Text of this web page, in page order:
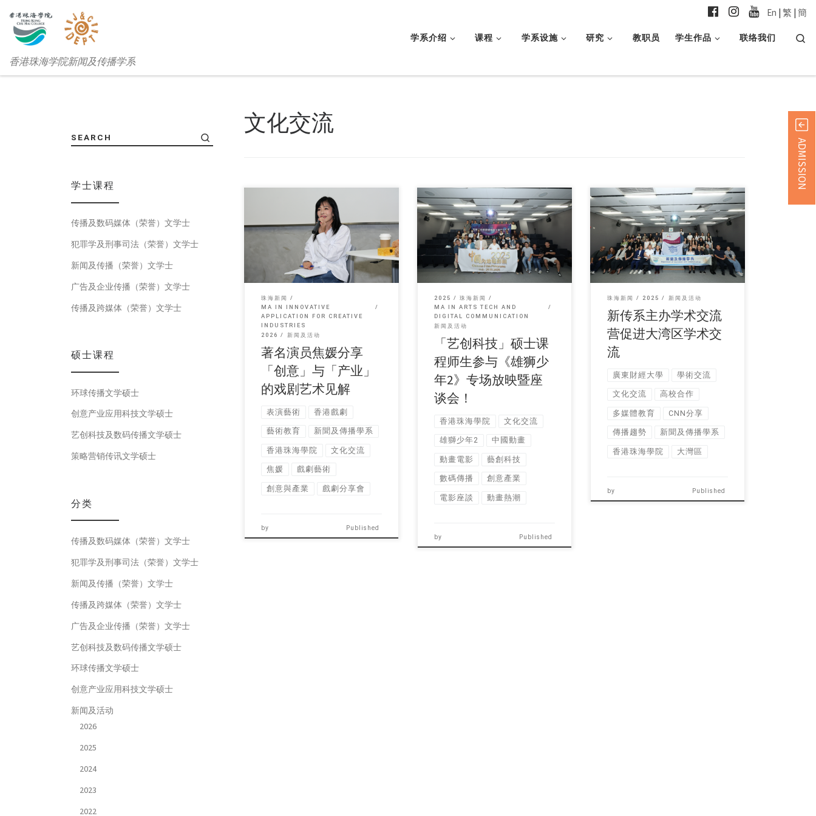
香港珠海学院新闻及传播学系
学系介绍 课程 学系设施 研究 教职员 学生作品 联络我们
En | 繁 | 簡
文化交流
香港珠海学院于 20 […]
珠海新闻
MA IN INNOVATIVE
APPLICATION FOR CREATIVE
INDUSTRIES
2026
新闻及活动
著名演员焦媛分享
「创意」与「产业」
的戏剧艺术见解
表演藝術 香港戲劇
藝術教育 新聞及傳播學系
香港珠海學院 文化交流
焦媛 戲劇藝術
創意與產業 戲劇分享會
by Published
十月上旬，「艺创科技 […]
2025
珠海新闻
MA IN ARTS TECH AND
DIGITAL COMMUNICATION
新闻及活动
「艺创科技」硕士课
程师生参与《雄狮少
年2》专场放映暨座
谈会！
香港珠海學院 文化交流
雄獅少年2 中國動畫
動畫電影 藝創科技
數碼傳播 創意產業
電影座談 動畫熱潮
by Published
广东财经大学参加新传 […]
珠海新闻 2025 新闻及活动
新传系主办学术交流
营促进大湾区学术交
流
廣東財經大學 學術交流
文化交流 高校合作
多媒體教育 CNN分享
傳播趨勢 新聞及傳播學系
香港珠海學院 大灣區
by Published
SEARCH
学士课程
传播及数码媒体（荣誉）文学士
犯罪学及刑事司法（荣誉）文学士
新闻及传播（荣誉）文学士
广告及企业传播（荣誉）文学士
传播及跨媒体（荣誉）文学士
硕士课程
环球传播文学硕士
创意产业应用科技文学硕士
艺创科技及数码传播文学硕士
策略营销传讯文学硕士
分类
传播及数码媒体（荣誉）文学士
犯罪学及刑事司法（荣誉）文学士
新闻及传播（荣誉）文学士
传播及跨媒体（荣誉）文学士
广告及企业传播（荣誉）文学士
艺创科技及数码传播文学硕士
环球传播文学硕士
创意产业应用科技文学硕士
新闻及活动
2026
2025
2024
2023
2022
ADMISSION